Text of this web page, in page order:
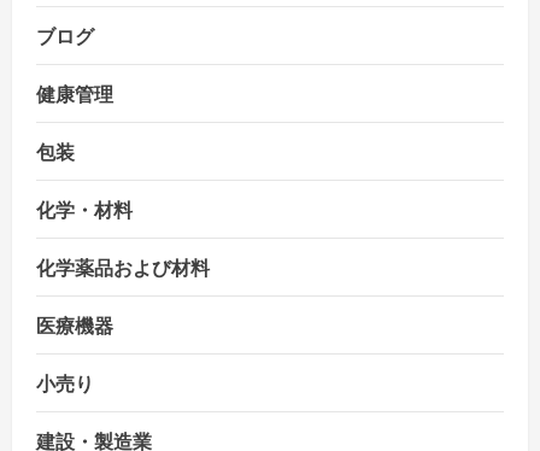
ブログ
健康管理
包装
化学・材料
化学薬品および材料
医療機器
小売り
建設・製造業